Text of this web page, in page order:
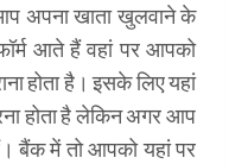
अपना खाता खुलवाने के
आते हैं वहां पर आपको
होता है। इसके लिए यहां
होता है लेकिन अगर आप
बैंक में तो आपको यहां पर